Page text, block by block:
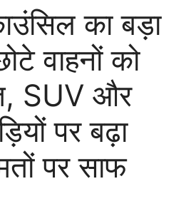
का बड़ा
वाहनों को
SUV और
पर बढ़ा
पर साफ